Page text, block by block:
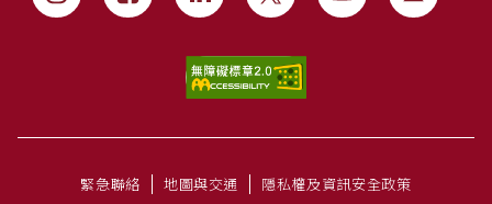
緊急聯絡 地圖與交通 隱私權及資訊安全政策